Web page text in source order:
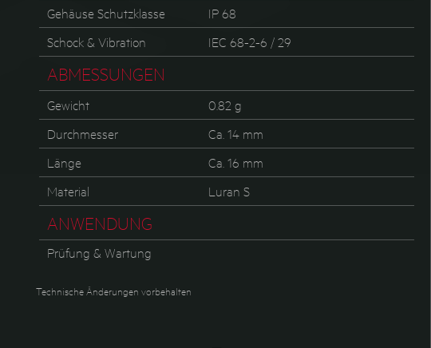
Gehäuse Schutzklasse
IP 68
Schock & Vibration
IEC 68-2-6 / 29
ABMESSUNGEN
Gewicht
0.82 g
Durchmesser
Ca. 14 mm
Länge
Ca. 16 mm
Material
Luran S
ANWENDUNG
Prüfung & Wartung
Technische Änderungen vorbehalten